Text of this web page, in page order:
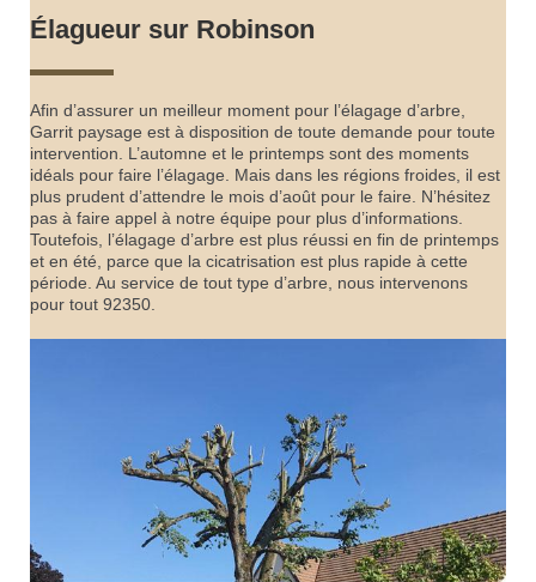
Élagueur sur Robinson
Afin d’assurer un meilleur moment pour l’élagage d’arbre,
Garrit paysage est à disposition de toute demande pour toute
intervention. L’automne et le printemps sont des moments
idéals pour faire l’élagage. Mais dans les régions froides, il est
plus prudent d’attendre le mois d’août pour le faire. N’hésitez
pas à faire appel à notre équipe pour plus d’informations.
Toutefois, l’élagage d’arbre est plus réussi en fin de printemps
et en été, parce que la cicatrisation est plus rapide à cette
période. Au service de tout type d’arbre, nous intervenons
pour tout 92350.